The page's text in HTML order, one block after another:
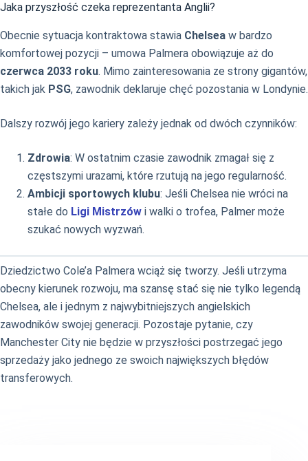
Jaka przyszłość czeka reprezentanta Anglii?
Obecnie sytuacja kontraktowa stawia Chelsea w bardzo
komfortowej pozycji – umowa Palmera obowiązuje aż do
czerwca 2033 roku. Mimo zainteresowania ze strony gigantów,
takich jak PSG, zawodnik deklaruje chęć pozostania w Londynie.
Dalszy rozwój jego kariery zależy jednak od dwóch czynników:
Zdrowia: W ostatnim czasie zawodnik zmagał się z
częstszymi urazami, które rzutują na jego regularność.
Ambicji sportowych klubu: Jeśli Chelsea nie wróci na
stałe do Ligi Mistrzów i walki o trofea, Palmer może
szukać nowych wyzwań.
Dziedzictwo Cole’a Palmera wciąż się tworzy. Jeśli utrzyma
obecny kierunek rozwoju, ma szansę stać się nie tylko legendą
Chelsea, ale i jednym z najwybitniejszych angielskich
zawodników swojej generacji. Pozostaje pytanie, czy
Manchester City nie będzie w przyszłości postrzegać jego
sprzedaży jako jednego ze swoich największych błędów
transferowych.